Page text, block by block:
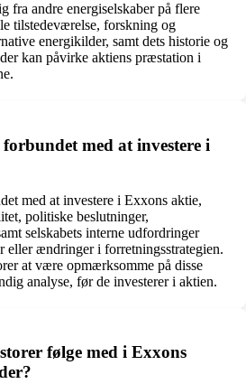
fra andre energiselskaber på flere
tilstedeværelse, forskning og
energikilder, samt dets historie og
kan påvirke aktiens præstation i
med at investere i
med at investere i Exxons aktie,
politiske beslutninger,
selskabets interne udfordringer
eller ændringer i forretningsstrategien.
at være opmærksomme på disse
analyse, før de investerer i aktien.
følge med i Exxons